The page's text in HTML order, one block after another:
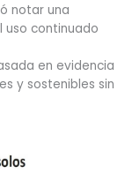
notar una
uso continuado
en evidencia
y sostenibles sin